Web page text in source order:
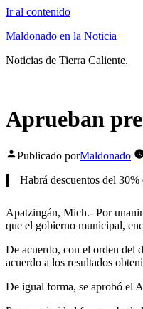
Ir al contenido
Maldonado en la Noticia
Noticias de Tierra Caliente.
Aprueban
Publicado porMaldonado
Habrá descuentos del
Apatzingán, Mich.- Por
que el gobierno municipal,
De acuerdo, con el orden del
acuerdo a los resultados
De igual forma, se aprobó el